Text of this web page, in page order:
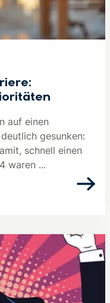
auf einen
gesunken:
schnell einen
waren ...